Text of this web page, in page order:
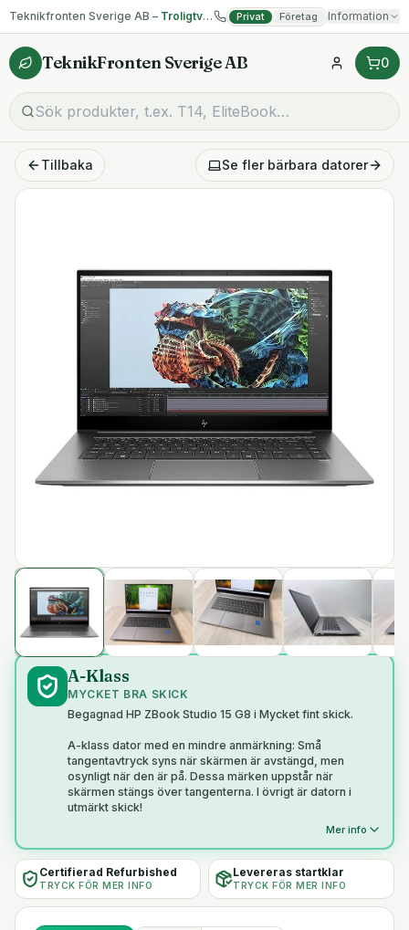
Teknikfronten Sverige AB – Troligtvis billigast på begagnad IT! Privat Företag Information
TeknikFronten Sverige AB 0
Tillbaka Se fler bärbara datorer
A-Klass
MYCKET BRA SKICK
Begagnad HP ZBook Studio 15 G8 i Mycket fint skick.
A-klass dator med en mindre anmärkning: Små
tangentavtryck syns när skärmen är avstängd, men
osynligt när den är på. Dessa märken uppstår när
skärmen stängs över tangenterna. I övrigt är datorn i
utmärkt skick!
Mer info
Certifierad Refurbished
TRYCK FÖR MER INFO
Levereras startklar
TRYCK FÖR MER INFO